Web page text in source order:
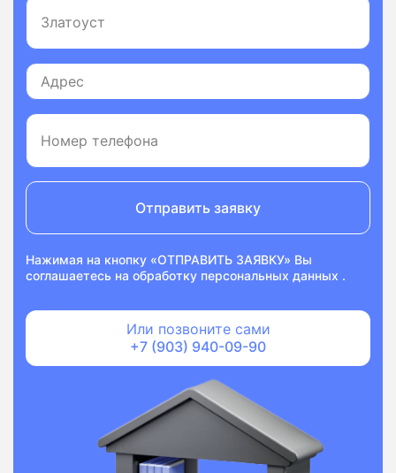
Отправить заявку
Нажимая на кнопку «ОТПРАВИТЬ ЗАЯВКУ» Вы
соглашаетесь на обработку персональных данных .
Или позвоните сами
+7 (903) 940-09-90